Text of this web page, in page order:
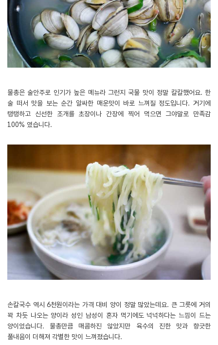
물총은 술안주로 인기가 높은 메뉴라 그런지 국물 맛이 정말 칼칼했어요. 한
술 떠서 맛을 보는 순간 알싸한 매운맛이 바로 느껴질 정도입니다. 거기에
탱탱하고 신선한 조개를 초장이나 간장에 찍어 먹으면 그야말로 만족감
100% 였습니다.
손칼국수 역시 6천원이라는 가격 대비 양이 정말 많았는데요. 큰 그릇에 거의
꽉 차듯 나오는 양이라 성인 남성이 혼자 먹기에도 넉넉하다는 느낌이 드는
양이었습니다. 물총만큼 매콤하진 않았지만 육수의 진한 맛과 향긋한
풀내음이 더해져 각별한 맛이 느껴졌습니다.